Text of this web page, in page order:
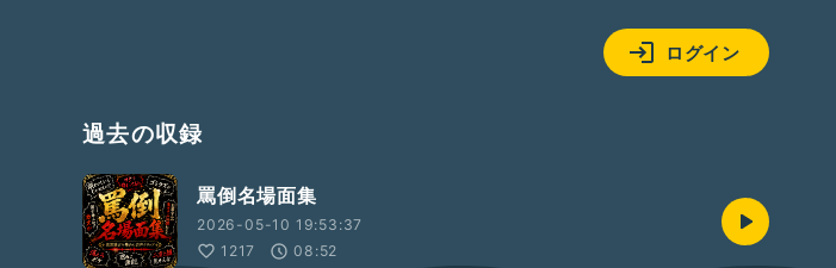
ログイン
過去の収録
罵倒名場面集
2026-05-10 19:53:37
1217
08:52